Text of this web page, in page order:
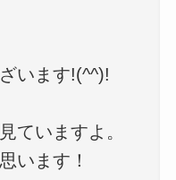
います!(^^)!
ていますよ。
います！